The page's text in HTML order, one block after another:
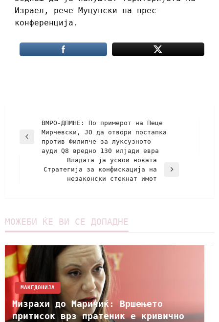
Израел, рече Муцунски на прес-
конференција.
ВМРО-ДПМНЕ: По примерот на Пеце
Мирчевски, ЈО да отвори постапка
против Филипче за луксузното
ауди Q8 вредно 130 илјади евра
Владата ја усвои новата
Стратегија за конфискација на
незаконски стекнат имот
МОЖЕБИ ЌЕ ВИ СЕ ДОПАДНЕ
МАКЕДОНИЈА
Мизрахи до Маричиќ: Вршењето
притисок врз пратеник е кривично